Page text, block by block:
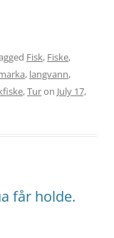
Fisk, Fiske,
, langvann,
,Turon July 17,
får holde.